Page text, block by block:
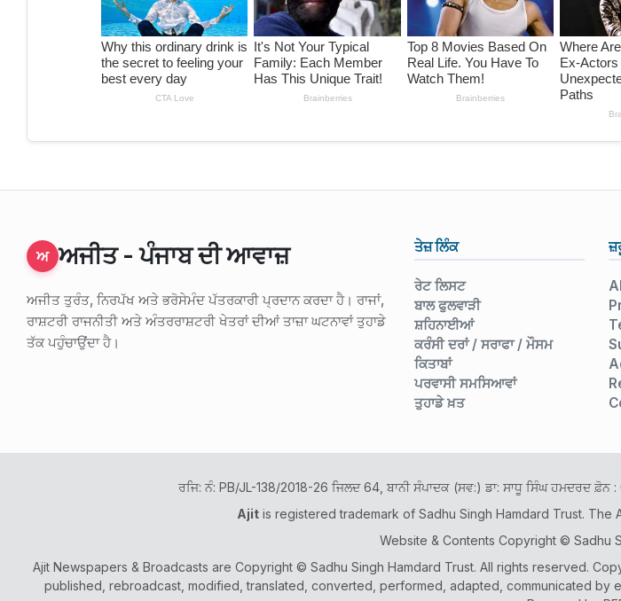
ਅ ਅਜੀਤ - ਪੰਜਾਬ ਦੀ ਆਵਾਜ਼
ਅਜੀਤ ਤੁਰੰਤ, ਨਿਰਪੱਖ ਅਤੇ ਭਰੋਸੇਮੰਦ ਪੱਤਰਕਾਰੀ ਪ੍ਰਦਾਨ ਕਰਦਾ ਹੈ। ਰਾਜਾਂ,
ਰਾਸ਼ਟਰੀ ਰਾਜਨੀਤੀ ਅਤੇ ਅੰਤਰਰਾਸ਼ਟਰੀ ਖੇਤਰਾਂ ਦੀਆਂ ਤਾਜ਼ਾ ਘਟਨਾਵਾਂ ਤੁਹਾਡੇ
ਤੱਕ ਪਹੁੰਚਾਉਂਦਾ ਹੈ।
ਤੇਜ਼ ਲਿੰਕ
ਰੇਟ ਲਿਸਟ
ਬਾਲ ਫੁਲਵਾੜੀ
ਸ਼ਹਿਨਾਈਆਂ
ਕਰੰਸੀ ਦਰਾਂ / ਸਰਾਫਾ / ਮੌਸਮ
ਕਿਤਾਬਾਂ
ਪਰਵਾਸੀ ਸਮਸਿਆਵਾਂ
ਤੁਹਾਡੇ ਖ਼ਤ
ਰਜਿ: ਨੰ: PB/JL-138/2018-26 ਜਿਲਦ 64, ਬਾਨੀ ਸੰਪਾਦਕ (ਸਵ:) ਡਾ: ਸਾਧੂ ਸਿੰਘ ਹਮਦਰਦ
Ajit is registered trademark of Sadhu Singh Hamdard Trust.
Website & Contents Copyright © Sadhu
Ajit Newspapers & Broadcasts are Copyright © Sadhu Singh Hamdard Trust. All rights reserved.
published, rebroadcast, modified, translated, converted, performed, adapted, communicated